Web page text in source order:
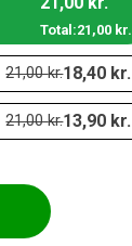
Total:21,00 kr.
21,00kr.18,40 kr.
21,00kr.13,90 kr.